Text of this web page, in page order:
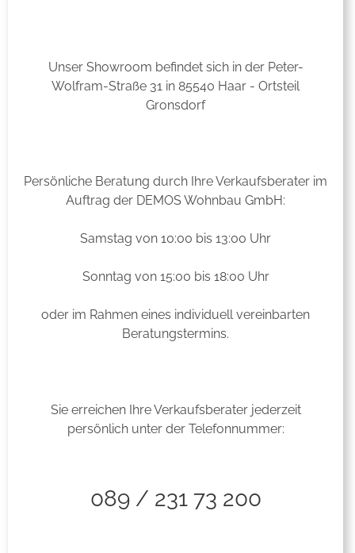
Unser Showroom befindet sich in der Peter-
Wolfram-Straße 31 in 85540 Haar - Ortsteil
Gronsdorf
Persönliche Beratung durch Ihre Verkaufsberater im
Auftrag der DEMOS Wohnbau GmbH:
Samstag von 10:00 bis 13:00 Uhr
Sonntag von 15:00 bis 18:00 Uhr
oder im Rahmen eines individuell vereinbarten
Beratungstermins.
Sie erreichen Ihre Verkaufsberater jederzeit
persönlich unter der Telefonnummer:
089 / 231 73 200